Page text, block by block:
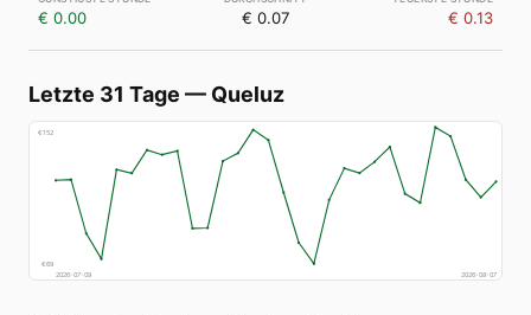
€ 0.00 € 0.07 € 0.13
Letzte 31 Tage — Queluz
€152
€69
2026-07-09
2026-08-07